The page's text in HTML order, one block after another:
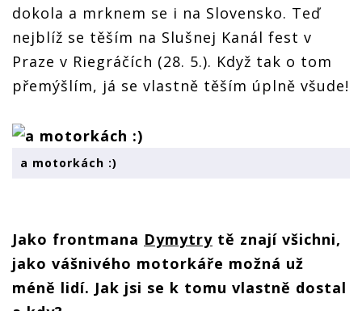
dokola a mrknem se i na Slovensko. Teď
nejblíž se těším na Slušnej Kanál fest v
Praze v Riegráčích (28. 5.). Když tak o tom
přemýšlím, já se vlastně těším úplně všude!
a motorkách :)
Jako frontmana Dymytry tě znají všichni,
jako vášnivého motorkáře možná už
méně lidí. Jak jsi se k tomu vlastně dostal